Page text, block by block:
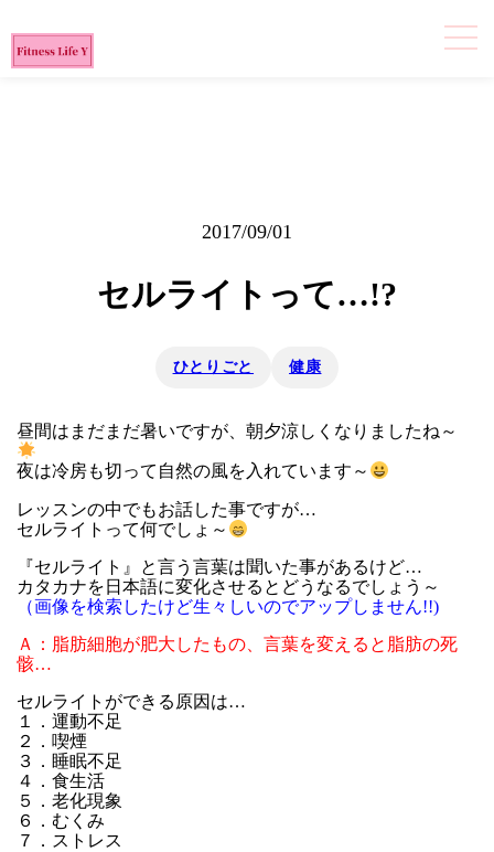
2017/09/01
セルライトって…!?
ひとりごと 健康
昼間はまだまだ暑いですが、朝夕涼しくなりましたね～
夜は冷房も切って自然の風を入れています～
レッスンの中でもお話した事ですが…
セルライトって何でしょ～
『セルライト』と言う言葉は聞いた事があるけど…
カタカナを日本語に変化させるとどうなるでしょう～
（画像を検索したけど生々しいのでアップしません!!)
Ａ：脂肪細胞が肥大したもの、言葉を変えると脂肪の死
骸…
セルライトができる原因は…
１．運動不足
２．喫煙
３．睡眠不足
４．食生活
５．老化現象
６．むくみ
７．ストレス